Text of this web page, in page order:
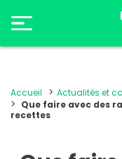
Accueil Actualités et
Que faire avec des
recettes